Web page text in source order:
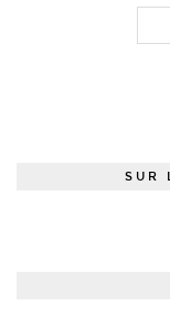
SUR